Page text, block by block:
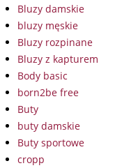
Bluzy damskie
bluzy męskie
Bluzy rozpinane
Bluzy z kapturem
Body basic
born2be free
Buty
buty damskie
Buty sportowe
cropp